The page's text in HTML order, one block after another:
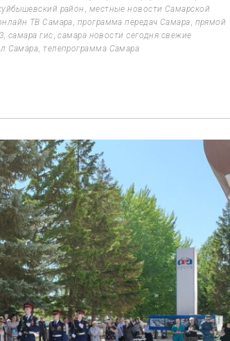
район , местные новости Самарской
ТВ Самара, программа передач Самара, прямой
,самара гис,самара новости сегодня свежие
Самара,телепрограмма Самара